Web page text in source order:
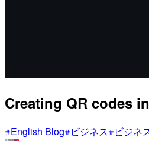
Creating QR codes
English Blog ビジネス
ビジネ